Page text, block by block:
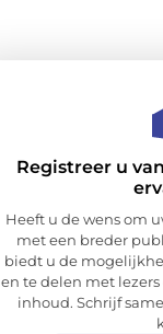
Registreer u
Heeft u de wens om
met een breder
biedt u de
en te delen met
inhoud. Schrijf